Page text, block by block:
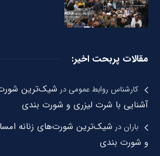
مقالات پربحت اخیر:
کارشناس روابط عمومیدر شیک‌ترین
آشنایی با شرت لیزری و شورت بندی
باراندر شیک‌ترین شورت‌های زنانه
و شورت بندی